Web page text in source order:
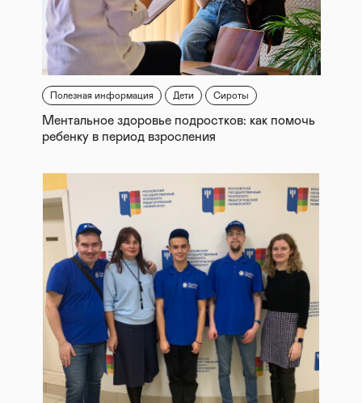
Полезная информация Дети Сироты
Ментальное здоровье подростков: как помочь
ребенку в период взросления